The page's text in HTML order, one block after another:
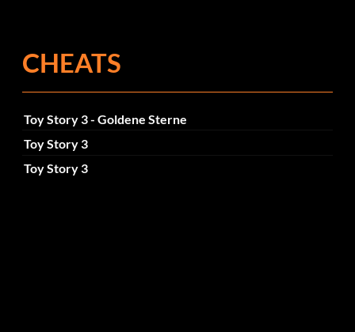
Fehlerbehebungen
CHEATS
Toy Story 3 - Goldene Sterne
Toy Story 3
Toy Story 3